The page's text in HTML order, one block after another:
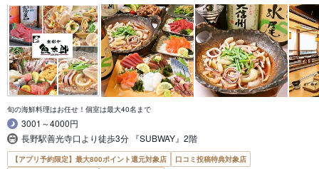
旬の海鮮料理はお任せ！個室は最大40名まで
3001～4000円
長野駅善光寺口より徒歩3分 『SUBWAY』2階
【アプリ予約限定】最大800ポイント還元対象店
口コミ投稿特典対象店